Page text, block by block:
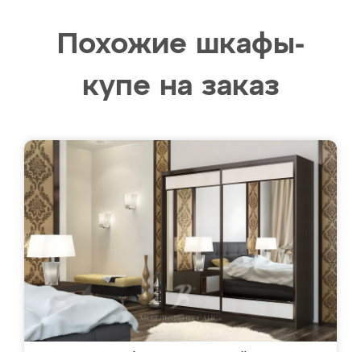
Похожие шкафы-
купе на заказ